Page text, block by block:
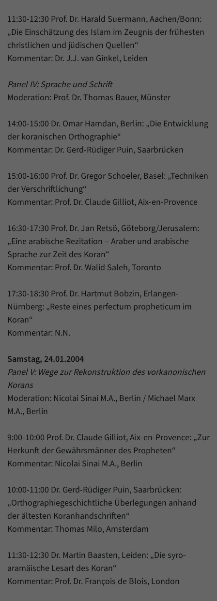
11:30-12:30 Prof. Dr. Harald Suermann, Aachen/Bonn:
„Die Einschätzung des Islam im Zeugnis der frühesten
christlichen und jüdischen Quellen“
Kommentar: Dr. J.J. van Ginkel, Leiden
Panel IV: Sprache und Schrift
Moderation: Prof. Dr. Thomas Bauer, Münster
14:00-15:00 Dr. Omar Hamdan, Berlin: „Die Entwicklung
der koranischen Orthographie“
Kommentar: Dr. Gerd-Rüdiger Puin, Saarbrücken
15:00-16:00 Prof. Dr. Gregor Schoeler, Basel: „Techniken
der Verschriftlichung“
Kommentar: Prof. Dr. Claude Gilliot, Aix-en-Provence
16:30-17:30 Prof. Dr. Jan Retsö, Göteborg/Jerusalem:
„Eine arabische Rezitation – Araber und arabische
Sprache zur Zeit des Koran“
Kommentar: Prof. Dr. Walid Saleh, Toronto
17:30-18:30 Prof. Dr. Hartmut Bobzin, Erlangen-
Nürnberg: „Reste eines perfectum propheticum im
Koran“
Kommentar: N.N.
Samstag, 24.01.2004
Panel V: Wege zur Rekonstruktion des vorkanonischen
Korans
Moderation: Nicolai Sinai M.A., Berlin / Michael Marx
M.A., Berlin
9:00-10:00 Prof. Dr. Claude Gilliot, Aix-en-Provence: „Zur
Herkunft der Gewährsmänner des Propheten“
Kommentar: Nicolai Sinai M.A., Berlin
10:00-11:00 Dr. Gerd-Rüdiger Puin, Saarbrücken:
„Orthographiegeschichtliche Überlegungen anhand
der ältesten Koranhandschriften“
Kommentar: Thomas Milo, Amsterdam
11:30-12:30 Dr. Martin Baasten, Leiden: „Die syro-
aramäische Lesart des Koran“
Kommentar: Prof. Dr. François de Blois, London